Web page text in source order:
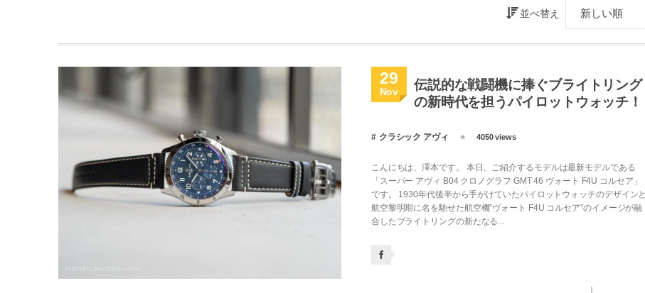
並べ替え
29
Nov
伝説的な戦闘機に捧ぐブライトリング
の新時代を担うパイロットウォッチ！
クラシック アヴィ 4050 views
こんにちは、澤本です。 本日、ご紹介するモデルは最新モデルである
「スーパー アヴィ B04 クロノグラフ GMT 46 ヴォート F4U コルセア」
です。 1930年代後半から手がけていたパイロットウォッチのデザインと
航空黎明期に名を馳せた航空機”ヴォート F4U コルセア”のイメージが融
合したブライトリングの新たなる...